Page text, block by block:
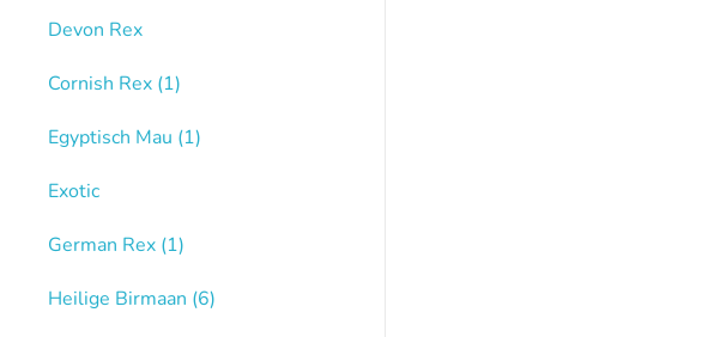
Devon Rex
Cornish Rex (1)
Egyptisch Mau (1)
Exotic
German Rex (1)
Heilige Birmaan (6)